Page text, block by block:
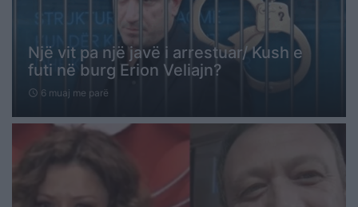
Një vit pa një javë i arrestuar/ Kush e
futi në burg Erion Veliajn?
schedule 6 muaj me parë